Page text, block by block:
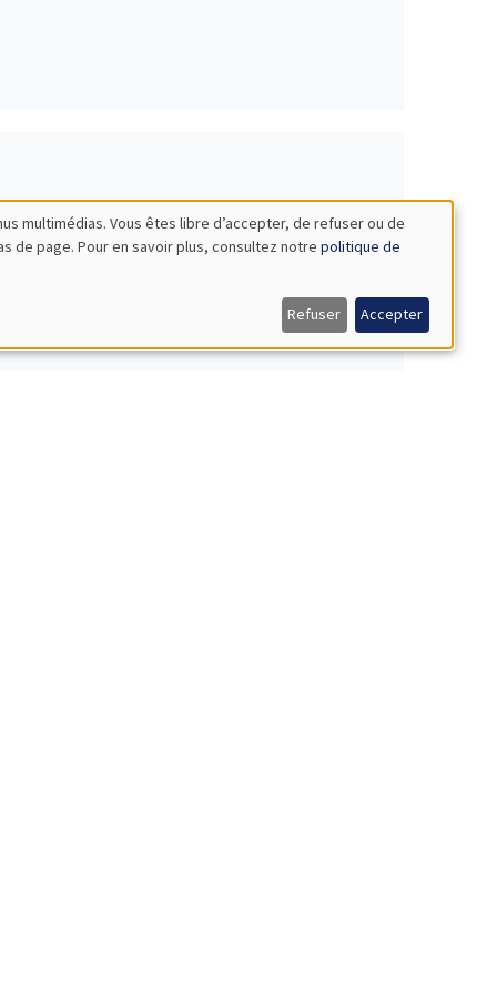
multimédias. Vous êtes libre d’accepter, de refuser ou de
de page. Pour en savoir plus, consultez notre politique de
Refuser Accepter